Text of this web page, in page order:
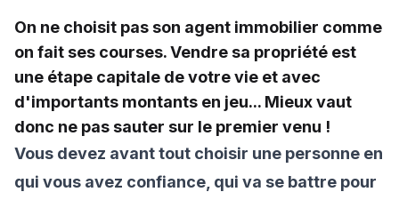
On ne choisit pas son agent immobilier comme
on fait ses courses. Vendre sa propriété est
une étape capitale de votre vie et avec
d'importants montants en jeu... Mieux vaut
donc ne pas sauter sur le premier venu !
Vous devez avant tout choisir une personne en
qui vous avez confiance, qui va se battre pour